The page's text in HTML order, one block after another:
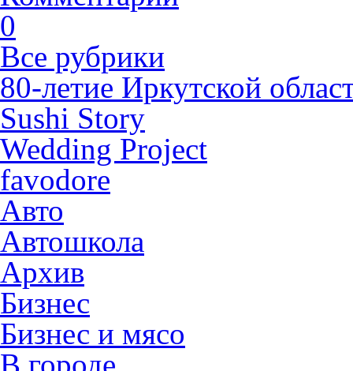
0
Все рубрики
80-летие Иркутской
Sushi Story
Wedding Project
favodore
Авто
Автошкола
Архив
Бизнес
Бизнес и мясо